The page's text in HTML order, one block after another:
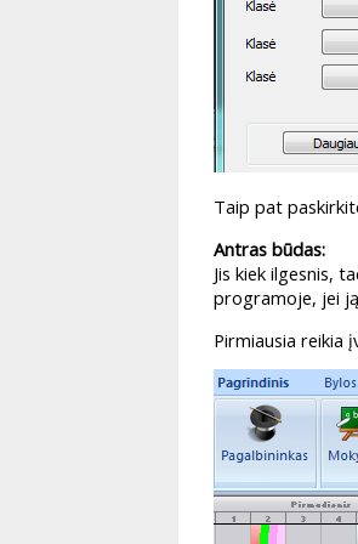
Taip pat
Antras būdas:
Jis kiek ilgesnis,
programoje, jei
Pirmiausia reikia